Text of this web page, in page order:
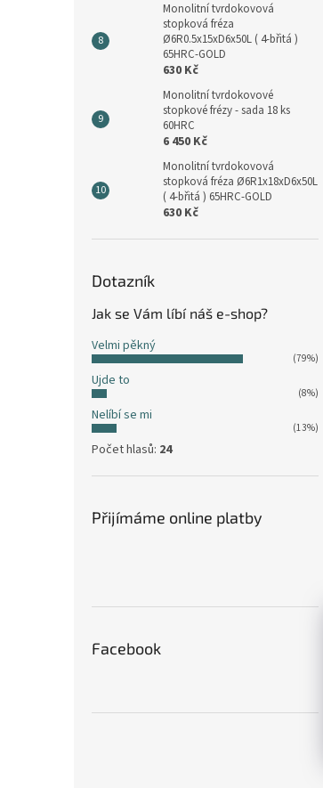
Monolitní tvrdokovová
stopková fréza
Ø6R0.5x15xD6x50L ( 4-břitá )
65HRC-GOLD
630 Kč
Monolitní tvrdokovové
stopkové frézy - sada 18 ks
60HRC
6 450 Kč
Monolitní tvrdokovová
stopková fréza Ø6R1x18xD6x50L
( 4-břitá ) 65HRC-GOLD
630 Kč
Dotazník
Jak se Vám líbí náš e-shop?
Velmi pěkný
(79%)
Ujde to
(8%)
Nelíbí se mi
(13%)
Počet hlasů: 24
Přijímáme online platby
Facebook